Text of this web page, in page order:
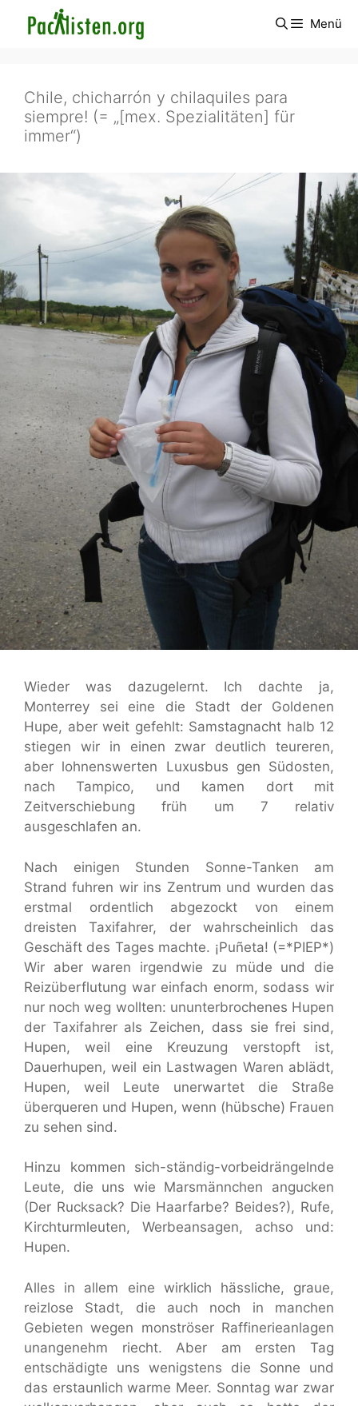
Inhalt
Menü
Chile, chicharrón y chilaquiles para
siempre! (= „[mex. Spezialitäten] für
immer“)
Wieder was dazugelernt. Ich dachte ja,
Monterrey sei eine die Stadt der Goldenen
Hupe, aber weit gefehlt: Samstagnacht halb 12
stiegen wir in einen zwar deutlich teureren,
aber lohnenswerten Luxusbus gen Südosten,
nach Tampico, und kamen dort mit
Zeitverschiebung früh um 7 relativ
ausgeschlafen an.
Nach einigen Stunden Sonne-Tanken am
Strand fuhren wir ins Zentrum und wurden das
erstmal ordentlich abgezockt von einem
dreisten Taxifahrer, der wahrscheinlich das
Geschäft des Tages machte. ¡Puñeta! (=*PIEP*)
Wir aber waren irgendwie zu müde und die
Reizüberflutung war einfach enorm, sodass wir
nur noch weg wollten: ununterbrochenes Hupen
der Taxifahrer als Zeichen, dass sie frei sind,
Hupen, weil eine Kreuzung verstopft ist,
Dauerhupen, weil ein Lastwagen Waren ablädt,
Hupen, weil Leute unerwartet die Straße
überqueren und Hupen, wenn (hübsche) Frauen
zu sehen sind.
Hinzu kommen sich-ständig-vorbeidrängelnde
Leute, die uns wie Marsmännchen angucken
(Der Rucksack? Die Haarfarbe? Beides?), Rufe,
Kirchturmleuten, Werbeansagen, achso und:
Hupen.
Alles in allem eine wirklich hässliche, graue,
reizlose Stadt, die auch noch in manchen
Gebieten wegen monströser Raffinerieanlagen
unangenehm riecht. Aber am ersten Tag
entschädigte uns wenigstens die Sonne und
das erstaunlich warme Meer. Sonntag war zwar